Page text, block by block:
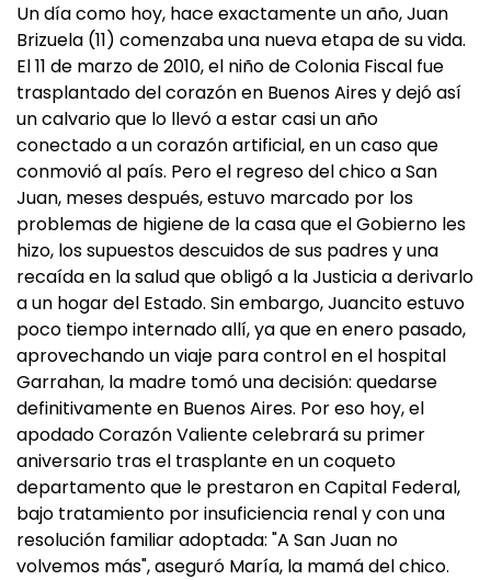
Un día como hoy, hace exactamente un año, Juan
Brizuela (11) comenzaba una nueva etapa de su vida.
El 11 de marzo de 2010, el niño de Colonia Fiscal fue
trasplantado del corazón en Buenos Aires y dejó así
un calvario que lo llevó a estar casi un año
conectado a un corazón artificial, en un caso que
conmovió al país. Pero el regreso del chico a San
Juan, meses después, estuvo marcado por los
problemas de higiene de la casa que el Gobierno les
hizo, los supuestos descuidos de sus padres y una
recaída en la salud que obligó a la Justicia a derivarlo
a un hogar del Estado. Sin embargo, Juancito estuvo
poco tiempo internado allí, ya que en enero pasado,
aprovechando un viaje para control en el hospital
Garrahan, la madre tomó una decisión: quedarse
definitivamente en Buenos Aires. Por eso hoy, el
apodado Corazón Valiente celebrará su primer
aniversario tras el trasplante en un coqueto
departamento que le prestaron en Capital Federal,
bajo tratamiento por insuficiencia renal y con una
resolución familiar adoptada: "A San Juan no
volvemos más", aseguró María, la mamá del chico.